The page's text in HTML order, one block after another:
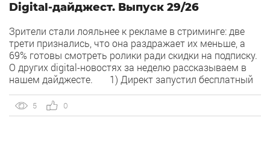
Digital-дайджест. Выпуск 29/26
Зрители стали лояльнее к рекламе в стриминге: две
трети признались, что она раздражает их меньше, а
69% готовы смотреть ролики ради скидки на подписку.
О других digital-новостях за неделю рассказываем в
нашем дайджесте. 1) Директ запустил бесплатный
встроенный динамический коллтрекинг — без доплат и
интеграций со сторонними сервисами. […]
5 0